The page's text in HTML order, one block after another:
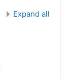
Expand all